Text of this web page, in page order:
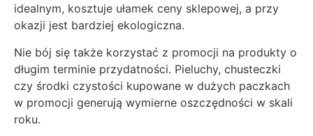
idealnym, kosztuje ułamek ceny sklepowej, a przy
okazji jest bardziej ekologiczna.
Nie bój się także korzystać z promocji na produkty o
długim terminie przydatności. Pieluchy, chusteczki
czy środki czystości kupowane w dużych paczkach
w promocji generują wymierne oszczędności w skali
roku.